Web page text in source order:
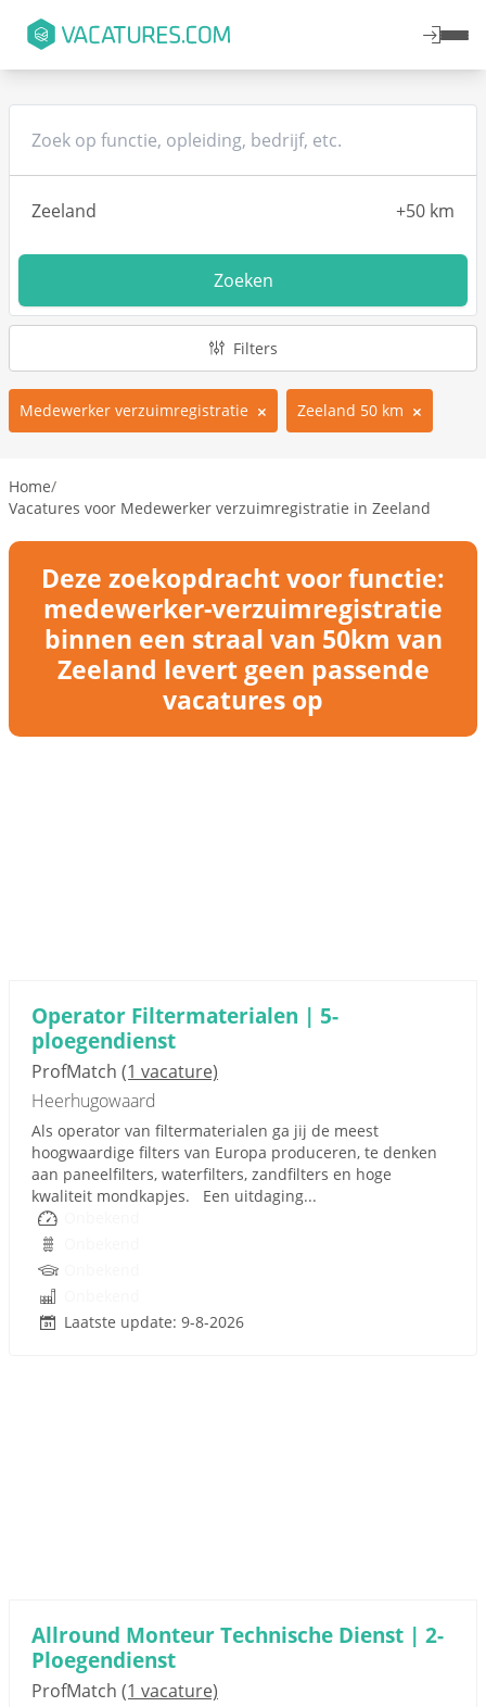
Zoeken
Filters
Medewerker verzuimregistratie Zeeland 50 km
Home/
Vacatures voor Medewerker verzuimregistratie in Zeeland
Deze zoekopdracht voor functie:
medewerker-verzuimregistratie
binnen een straal van 50km van
Zeeland levert geen passende
vacatures op
Operator Filtermaterialen | 5-
ploegendienst
ProfMatch (1 vacature)
Heerhugowaard
Als operator van filtermaterialen ga jij de meest
hoogwaardige filters van Europa produceren, te denken
aan paneelfilters, waterfilters, zandfilters en hoge
kwaliteit mondkapjes. Een uitdaging...
Laatste update: 9-8-2026
Allround Monteur Technische Dienst | 2-
Ploegendienst
ProfMatch (1 vacature)